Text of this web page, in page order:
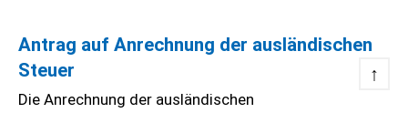
Antrag auf Anrechnung der ausländischen
Steuer
↑
Die Anrechnung der ausländischen